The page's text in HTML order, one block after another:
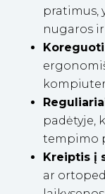
pratimus,
nugaros
padėtyje,
tempimo
Kreiptis į
ar